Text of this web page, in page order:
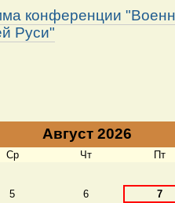
конференции
Руси"
Август 2026
Ср Чт Пт
5 6
7